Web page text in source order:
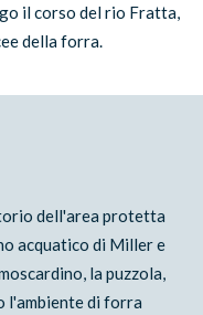
il corso del rio Fratta,
della forra.
dell'area protetta
acquatico di Miller e
la puzzola,
l'ambiente di forra